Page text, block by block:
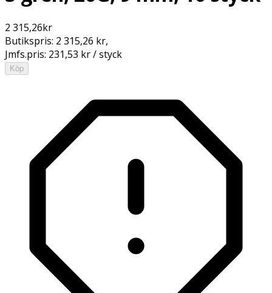
2 315,26kr
Butikspris: 2 315,26 kr,
Jmfs.pris: 231,53 kr / styck
Köp